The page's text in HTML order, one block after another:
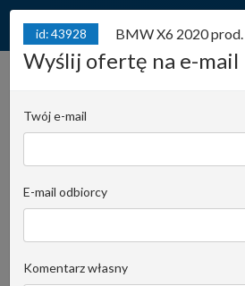
id: 43928
760Nm*Salon
Stanowisko:
id: 43928 BMW X6 2020 prod.
Wyślij ofertę na e-mail
Twój e-mail
E-mail odbiorcy
Komentarz własny